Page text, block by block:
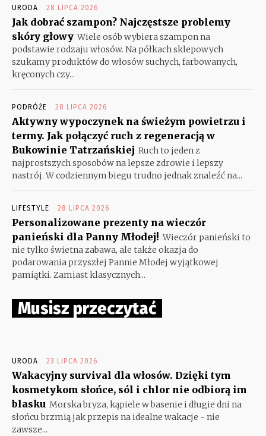
URODA 28 LIPCA 2026
Jak dobrać szampon? Najczęstsze problemy
skóry głowy Wiele osób wybiera szampon na
podstawie rodzaju włosów. Na półkach sklepowych
szukamy produktów do włosów suchych, farbowanych,
kręconych czy...
PODRÓŻE 28 LIPCA 2026
Aktywny wypoczynek na świeżym powietrzu i
termy. Jak połączyć ruch z regeneracją w
Bukowinie Tatrzańskiej Ruch to jeden z
najprostszych sposobów na lepsze zdrowie i lepszy
nastrój. W codziennym biegu trudno jednak znaleźć na...
LIFESTYLE 28 LIPCA 2026
Personalizowane prezenty na wieczór
panieński dla Panny Młodej! Wieczór panieński to
nie tylko świetna zabawa, ale także okazja do
podarowania przyszłej Pannie Młodej wyjątkowej
pamiątki. Zamiast klasycznych...
Musisz przeczytać
URODA 23 LIPCA 2026
Wakacyjny survival dla włosów. Dzięki tym
kosmetykom słońce, sól i chlor nie odbiorą im
blasku Morska bryza, kąpiele w basenie i długie dni na
słońcu brzmią jak przepis na idealne wakacje - nie
zawsze...